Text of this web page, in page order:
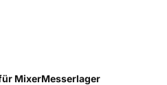
MixerMesserlager